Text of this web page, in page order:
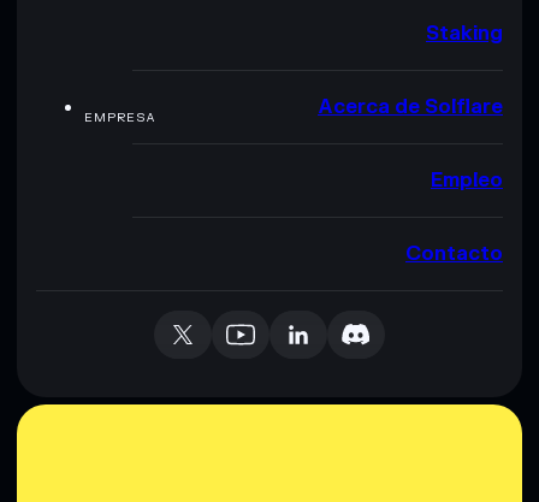
Staking
EMPRESA Acerca de Solflare
Empleo
Contacto